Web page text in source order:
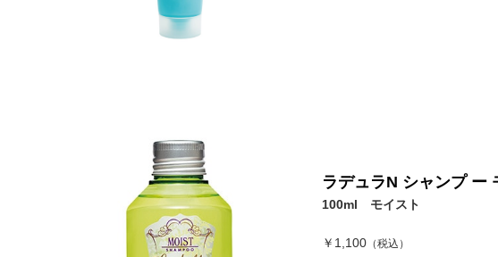
ラデュラN シャンプ ー
100ml モイスト
￥1,100 （税込）